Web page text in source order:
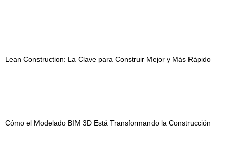
Lean Construction: La Clave para Construir Mejor y Más Rápido
Cómo el Modelado BIM 3D Está Transformando la Construcción